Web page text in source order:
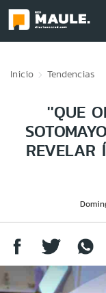
Inicio Tendencias
''QUE
REVELAR